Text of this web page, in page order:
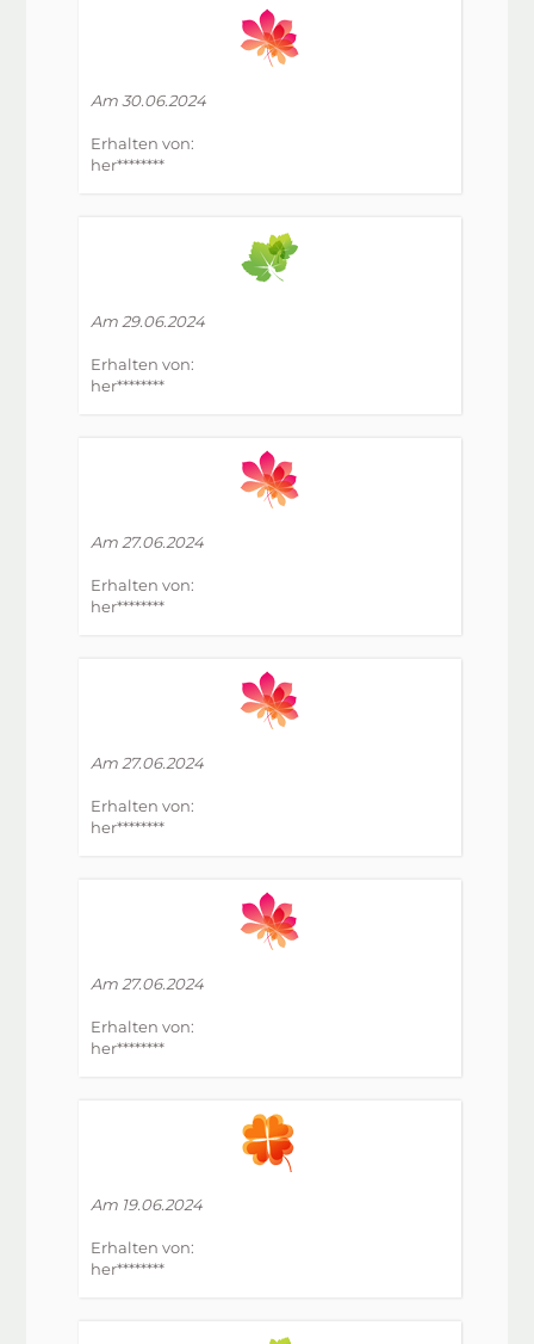
Am 30.06.2024
Erhalten von:
her********
Am 29.06.2024
Erhalten von:
her********
Am 27.06.2024
Erhalten von:
her********
Am 27.06.2024
Erhalten von:
her********
Am 27.06.2024
Erhalten von:
her********
Am 19.06.2024
Erhalten von:
her********